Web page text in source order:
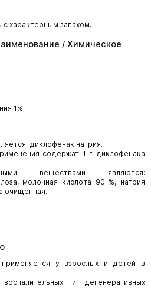
характерным запахом.
/ Химическое
1%.
диклофенак натрия.
содержат 1 г диклофенака
веществами являются:
молочная кислота 90 %, натрия
очищенная.
применяется у взрослых и детей в
и дегенеративных